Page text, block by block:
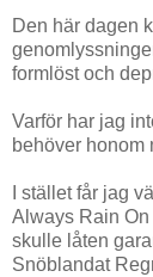
Den här dagen
formlöst och
Varför har jag
behöver honom
I stället får jag
Always Rain On
skulle låten
Snöblandat